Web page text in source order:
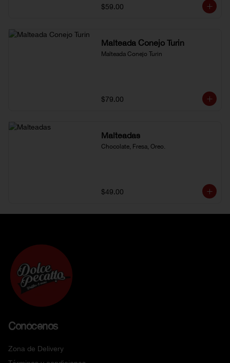
$59.00
Malteada Conejo Turin
Malteada Conejo Turin
$79.00
Malteadas
Chocolate, Fresa, Oreo.
$49.00
Conócenos
Zona de Delivery